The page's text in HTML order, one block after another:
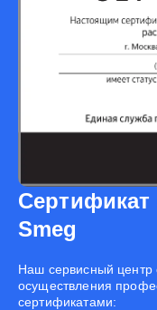
Smeg
Наш сервисный
осуществления
сертификатами: